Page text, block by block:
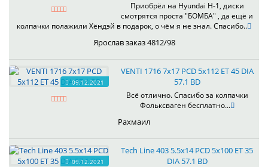
Приобрёл на Hyundai H-1, диски
смотрятся проста "БОМБА" , да ещё и
колпачки полажили Хёндэй в подарок, о чём я не знал. Спасибо..
Ярослав заказ 4812/98
09.12.2021
VENTI 1716 7x17 PCD 5x112 ET 45 DIA
57.1 BD
Всё отлично. Спасибо за колпачки
Фольксваген бесплатно...
Рахмаил
09.12.2021
Tech Line 403 5.5x14 PCD 5x100 ET 35
DIA 57.1 BD